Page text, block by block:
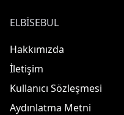
ELBISEBUL
Hakkımızda
İletişim
Kullanıcı Sözleşmesi
Aydınlatma Metni